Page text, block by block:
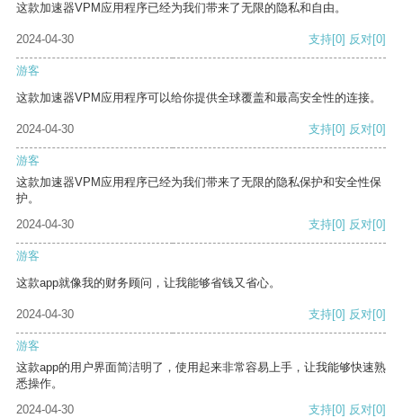
这款加速器VPM应用程序已经为我们带来了无限的隐私和自由。
2024-04-30 支持[0] 反对[0]
游客
这款加速器VPM应用程序可以给你提供全球覆盖和最高安全性的连接。
2024-04-30 支持[0] 反对[0]
游客
这款加速器VPM应用程序已经为我们带来了无限的隐私保护和安全性保
护。
2024-04-30
支持[0] 反对[0]
游客
这款app就像我的财务顾问，让我能够省钱又省心。
2024-04-30 支持[0] 反对[0]
游客
这款app的用户界面简洁明了，使用起来非常容易上手，让我能够快速熟
悉操作。
2024-04-30
支持[0] 反对[0]